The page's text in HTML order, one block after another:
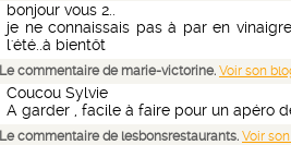
bonjour vous 2..
je ne connaissais pas à par en
l'été..à bientôt
Le commentaire de marie-victorine. Voir son
Coucou Sylvie
A garder , facile à faire pour un apéro
Le commentaire de lesbonsrestaurants. Voir